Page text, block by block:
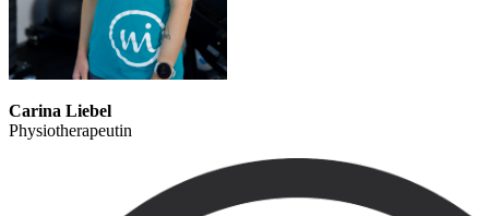
Carina Liebel
Physiotherapeutin